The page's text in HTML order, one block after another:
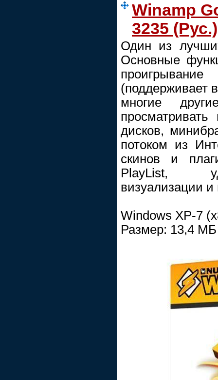
Winamp
3235 (Рус.)
Один из
Основные
(поддерживает
многие
дисков,
потоком из
скинов и
PlayList,
визуализации и
Windows ХР-7
Размер: 13,4 МБ